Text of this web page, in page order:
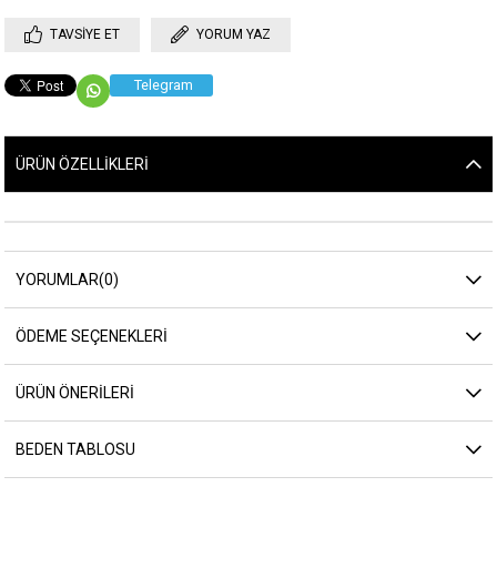
TAVSIYE ET YORUM YAZ
Telegram
ÜRÜN ÖZELLIKLERI
YORUMLAR(0)
ÖDEME SEÇENEKLERI
ÜRÜN ÖNERILERI
BEDEN TABLOSU